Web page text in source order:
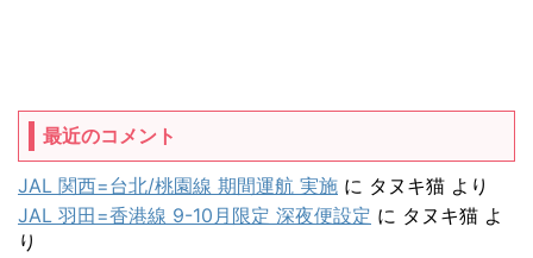
最近のコメント
JAL 関西=台北/桃園線 期間運航 実施 に タヌキ猫 より
JAL 羽田=香港線 9-10月限定 深夜便設定 に タヌキ猫 よ
り